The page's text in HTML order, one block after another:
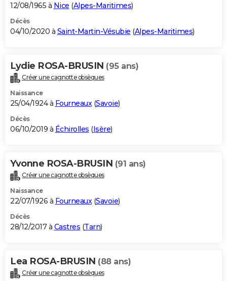
12/08/1965 à Nice (Alpes-Maritimes)
Décès
04/10/2020 à Saint-Martin-Vésubie (Alpes-Maritimes)
Lydie ROSA-BRUSIN (95 ans)
Créer une cagnotte obsèques
Naissance
25/04/1924 à Fourneaux(Savoie)
Décès
06/10/2019 à Échirolles (Isère)
Yvonne ROSA-BRUSIN (91 ans)
Créer une cagnotte obsèques
Naissance
22/07/1926 à Fourneaux(Savoie)
Décès
28/12/2017 à Castres (Tarn)
Lea ROSA-BRUSIN (88 ans)
Créer une cagnotte obsèques